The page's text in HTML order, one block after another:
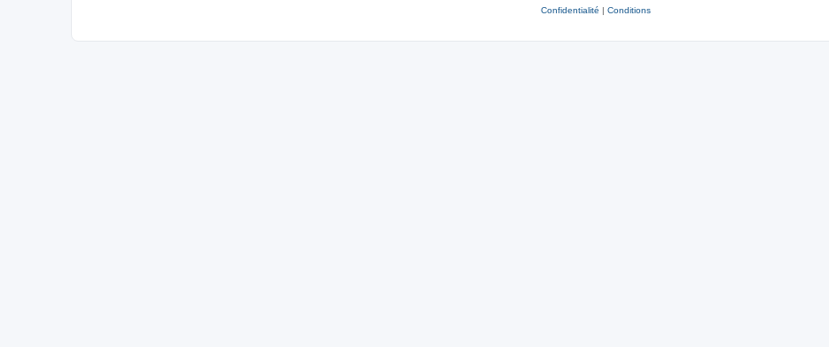
Confidentialité | Conditions